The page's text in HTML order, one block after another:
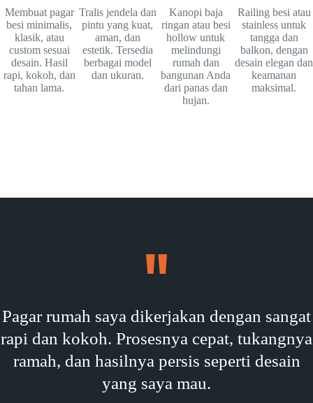
Membuat pagar
besi minimalis,
klasik, atau
custom sesuai
desain. Hasil
rapi, kokoh, dan
tahan lama.
Tralis jendela dan
pintu yang kuat,
aman, dan
estetik. Tersedia
berbagai model
dan ukuran.
Kanopi baja
ringan atau besi
hollow untuk
melindungi
rumah dan
bangunan Anda
dari panas dan
hujan.
Railing besi atau
stainless untuk
tangga dan
balkon, dengan
desain elegan dan
keamanan
maksimal.
Pagar rumah saya dikerjakan dengan sangat
rapi dan kokoh. Prosesnya cepat, tukangnya
ramah, dan hasilnya persis seperti desain
yang saya mau.